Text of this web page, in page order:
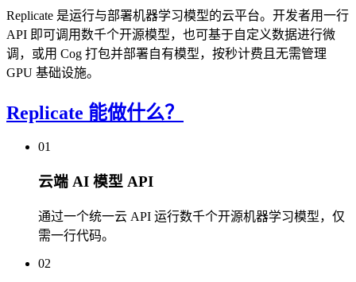
Replicate 是运行与部署机器学习模型的云平台。开发者用一行
API 即可调用数千个开源模型，也可基于自定义数据进行微
调，或用 Cog 打包并部署自有模型，按秒计费且无需管理
GPU 基础设施。
Replicate 能做什么？
01
云端 AI 模型 API
通过一个统一云 API 运行数千个开源机器学习模型，仅
需一行代码。
02